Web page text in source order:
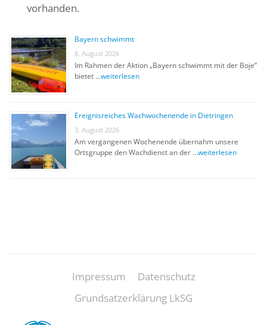
vorhanden.
Bayern schwimmt
8. August 2026
Im Rahmen der Aktion „Bayern schwimmt mit der Boje“
bietet …weiterlesen
Ereignisreiches Wachwochenende in Dietringen
3. August 2026
Am vergangenen Wochenende übernahm unsere
Ortsgruppe den Wachdienst an der …weiterlesen
Impressum
Datenschutz
Grundsatzerklärung LkSG